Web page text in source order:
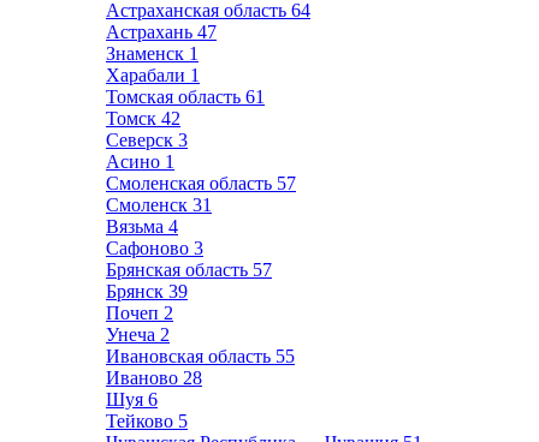
Астраханская область 64
Астрахань 47
Знаменск 1
Харабали 1
Томская область 61
Томск 42
Северск 3
Асино 1
Смоленская область 57
Смоленск 31
Вязьма 4
Сафоново 3
Брянская область 57
Брянск 39
Почеп 2
Унеча 2
Ивановская область 55
Иваново 28
Шуя 6
Тейково 5